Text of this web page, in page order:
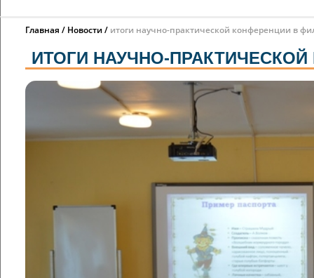
Главная Новости итоги научно-практической конференции в
ИТОГИ НАУЧНО-